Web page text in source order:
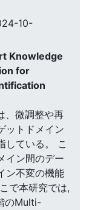
10-
Knowledge
for
、微調整や再
ットドメイン
している。 こ
イン間のデー
ン不変の機能
で本研究では,
のMulti-